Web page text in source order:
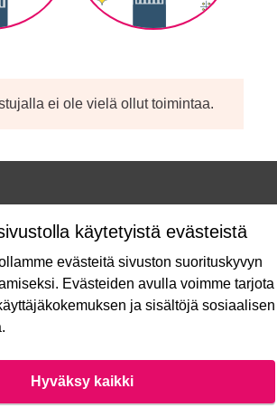
käytetyistä evästeistä
evästeitä sivuston suorituskyvyn
Evästeiden avulla voimme tarjota
ja sisältöjä sosiaalisen
Hyväksy kaikki
ei ole vielä ollut toimintaa.